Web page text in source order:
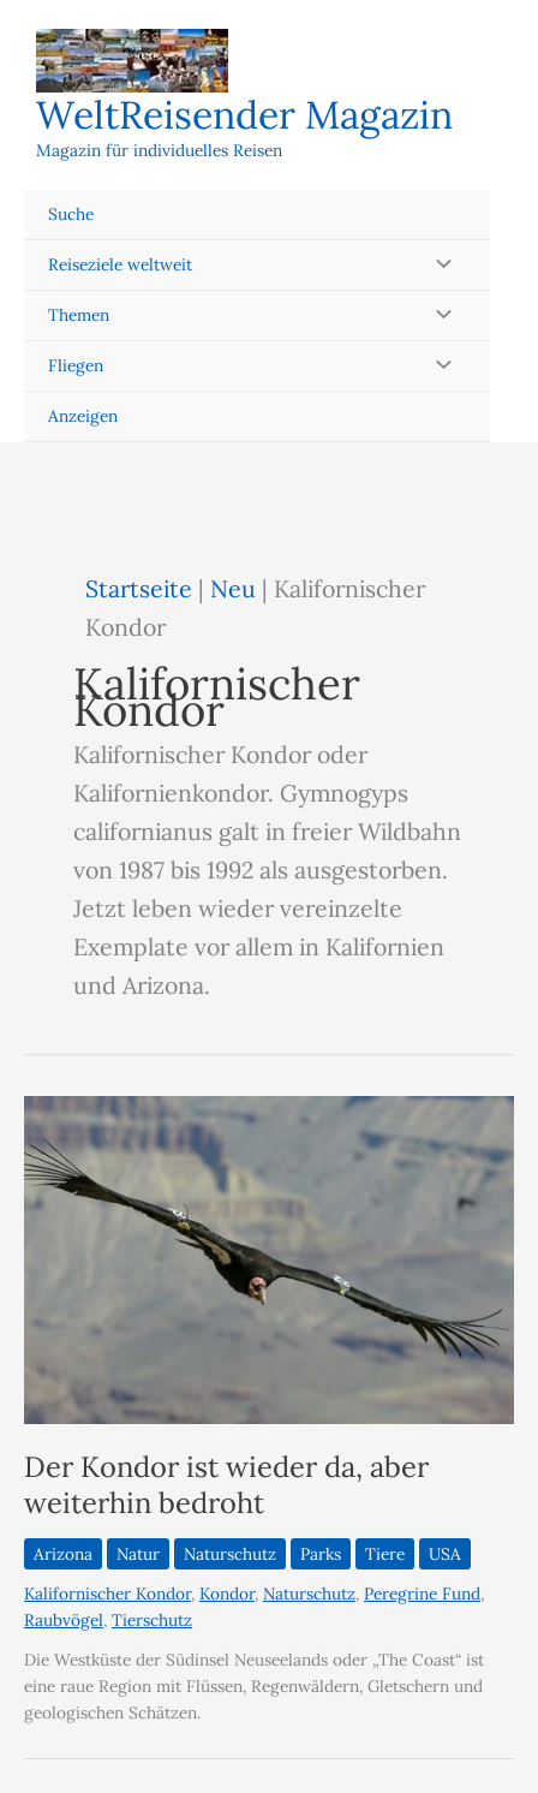
Inhalt
springen
WeltReisender Magazin
Magazin für individuelles Reisen
Suche
Reiseziele weltweit
Themen
Fliegen
Anzeigen
Startseite | Neu | Kalifornischer
Kondor
Kalifornischer
Kondor
Kalifornischer Kondor oder
Kalifornienkondor. Gymnogyps
californianus galt in freier Wildbahn
von 1987 bis 1992 als ausgestorben.
Jetzt leben wieder vereinzelte
Exemplate vor allem in Kalifornien
und Arizona.
Der Kondor ist wieder da, aber
weiterhin bedroht
Arizona Natur Naturschutz Parks Tiere
USA
Kalifornischer Kondor, Kondor, Naturschutz, Peregrine Fund,
Raubvögel, Tierschutz
Die Westküste der Südinsel Neuseelands oder „The Coast“ ist
eine raue Region mit Flüssen, Regenwäldern, Gletschern und
geologischen Schätzen.